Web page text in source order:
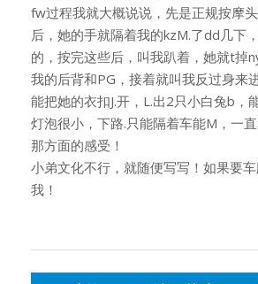
fw过程我就大概说说，先是正规按摩
后，她的手就隔着我的kzM.了dd几下
的，按完这些后，叫我趴着，她就t掉
我的后背和PG，接着就叫我反过身来
能把她的衣扣J.开，L.出2只小白兔b，
灯泡很小，下路.只能隔着车能M，一
那方面的感受！
小弟文化不行，就随便写写！如果要
我！